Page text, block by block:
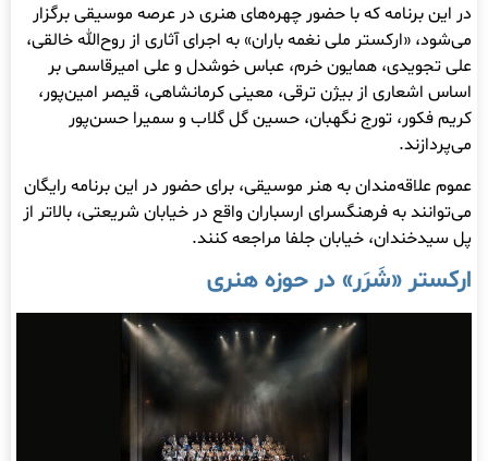
در این برنامه که با حضور چهره‌های هنری در عرصه موسیقی برگزار
می‌شود، «ارکستر ملی نغمه باران» به اجرای آثاری از روح‌الله خالقی،
علی تجویدی، همایون خرم، عباس خوشدل و علی امیرقاسمی بر
اساس اشعاری از بیژن ترقی، معینی کرمانشاهی، قیصر امین‌پور،
کریم فکور، تورج نگهبان، حسین گل گلاب و سمیرا حسن‌پور
می‌پردازند.
عموم علاقه‌مندان به هنر موسیقی، برای حضور در این برنامه رایگان
می‌توانند به فرهنگسرای ارسباران واقع در خیابان شریعتی، بالاتر از
پل سیدخندان، خیابان جلفا مراجعه کنند.
ارکستر «شَرَر» در حوزه هنری